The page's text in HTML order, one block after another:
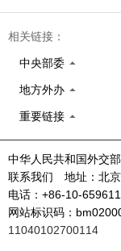
相关链接：
中央部委
地方外办
重要链接
中华人民共和国外交
联系我们 地址：北
电话：+86-10-
网站标识码：
11040102700114